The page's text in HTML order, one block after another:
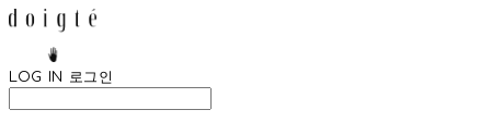
LOG IN 로그인